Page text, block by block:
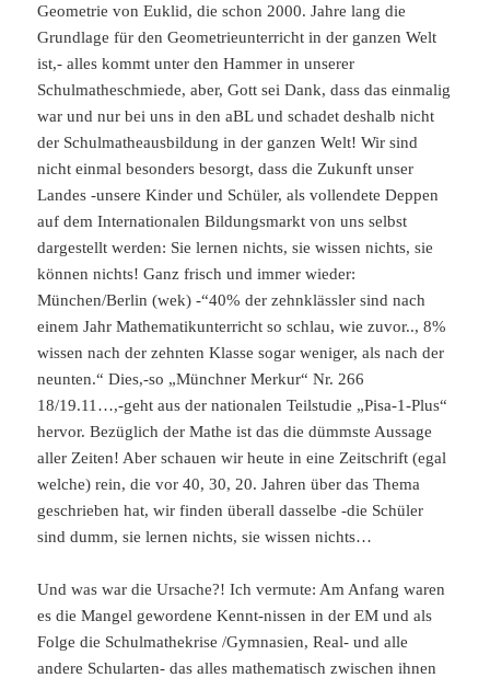
Geometrie von Euklid, die schon 2000. Jahre lang die
Grundlage für den Geometrieunterricht in der ganzen Welt
ist,- alles kommt unter den Hammer in unserer
Schulmatheschmiede, aber, Gott sei Dank, dass das einmalig
war und nur bei uns in den aBL und schadet deshalb nicht
der Schulmatheausbildung in der ganzen Welt! Wir sind
nicht einmal besonders besorgt, dass die Zukunft unser
Landes -unsere Kinder und Schüler, als vollendete Deppen
auf dem Internationalen Bildungsmarkt von uns selbst
dargestellt werden: Sie lernen nichts, sie wissen nichts, sie
können nichts! Ganz frisch und immer wieder:
München/Berlin (wek) -“40% der zehnklässler sind nach
einem Jahr Mathematikunterricht so schlau, wie zuvor.., 8%
wissen nach der zehnten Klasse sogar weniger, als nach der
neunten.“ Dies,-so „Münchner Merkur“ Nr. 266
18/19.11…,-geht aus der nationalen Teilstudie „Pisa-1-Plus“
hervor. Bezüglich der Mathe ist das die dümmste Aussage
aller Zeiten! Aber schauen wir heute in eine Zeitschrift (egal
welche) rein, die vor 40, 30, 20. Jahren über das Thema
geschrieben hat, wir finden überall dasselbe -die Schüler
sind dumm, sie lernen nichts, sie wissen nichts…
Und was war die Ursache?! Ich vermute: Am Anfang waren
es die Mangel gewordene Kennt-nissen in der EM und als
Folge die Schulmathekrise /Gymnasien, Real- und alle
andere Schularten- das alles mathematisch zwischen ihnen